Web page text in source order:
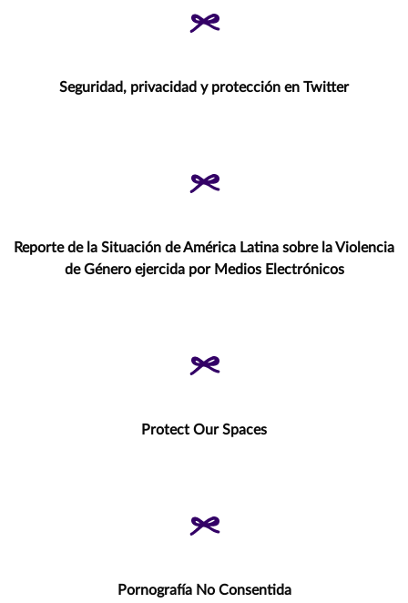
Seguridad, privacidad y protección en Twitter
Reporte de la Situación de América Latina sobre la Violencia
de Género ejercida por Medios Electrónicos
Protect Our Spaces
Pornografía No Consentida